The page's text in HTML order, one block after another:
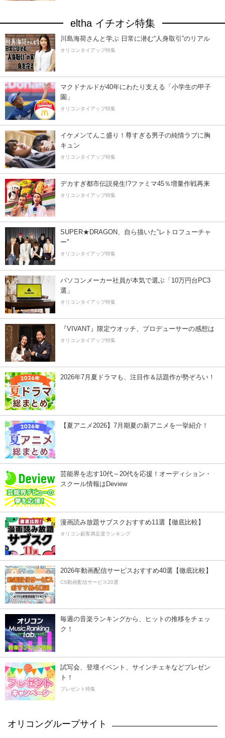
eltha イチオシ特集
川島海荷さんと学ぶ 日常に潜む“人身取引”のリアル
オリコンタイアップ特集
マクドナルドが40年にわたり支える「小学生の甲子
園」
オリコンタイアップ特集
イケメンてんこ盛り！尊すぎる男子の純情ラブに胸
キュン
オリコンタイアップ特集
デカすぎ都市伝説発生!?ファミマ45％増量作戦再来
オリコンタイアップ特集
SUPER★DRAGON、自ら描いた”レトロフューチャ
ー”
オリコンタイアップ特集
パソコンメーカー社員が本気で選ぶ「10万円台PC3
選」
オリコンタイアップ特集
『VIVANT』限定ウオッチ、プロデューサーの感想は
オリコンタイアップ特集
2026年7月夏ドラマも、注目作＆話題作が勢ぞろい！
【夏アニメ2026】7月期夏の新アニメを一挙紹介！
芸能界を志す10代～20代を応援！オーディション・
スクール情報はDeview
漫画読み放題サブスクおすすめ11選【徹底比較】
オリコン顧客満足度ランキング
2026年動画配信サービスおすすめ40選【徹底比較】
CS動画配信サービス20選
毎週の音楽ランキングから、ヒットの推移をチェッ
ク！
試写会、登壇イベント、サインチェキなどプレゼン
ト！
プレゼント特集
オリコングループサイト